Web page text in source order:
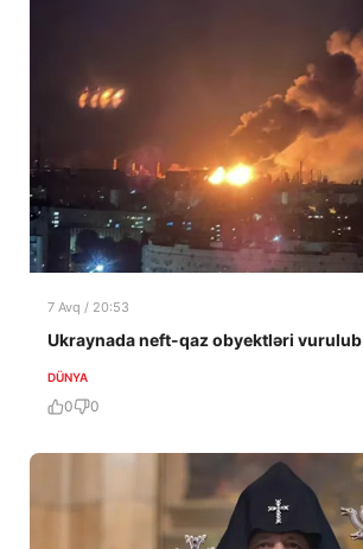
7 Avq / 20:53
Ukraynada neft-qaz obyektləri vurulub
DÜNYA
0 0